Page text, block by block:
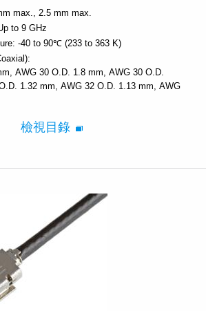
max.
2.5 mm max.
to 9 GHz
-40 to 90℃ (233 to 363 K)
AWG 30 O.D. 1.8 mm AWG 30 O.D.
1.32 mm AWG 32 O.D. 1.13 mm AWG
檢視目錄